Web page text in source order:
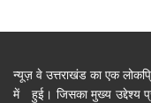
न्यूज़ वे उत्तराखंड का एक
में हुई। जिसका मुख्य उद्देश्य